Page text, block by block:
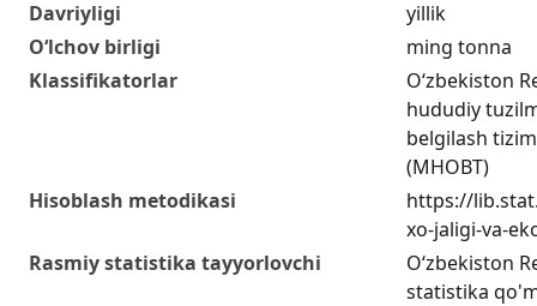
Davriyligi
yillik
O‘lchov birligi
ming tonna
Klassifikatorlar
O‘zbekiston
hududiy
belgilash
(MHOBT)
Hisoblash metodikasi
https://
xo-jaligi-va-
Rasmiy statistika tayyorlovchi
O‘zbekiston
statistika